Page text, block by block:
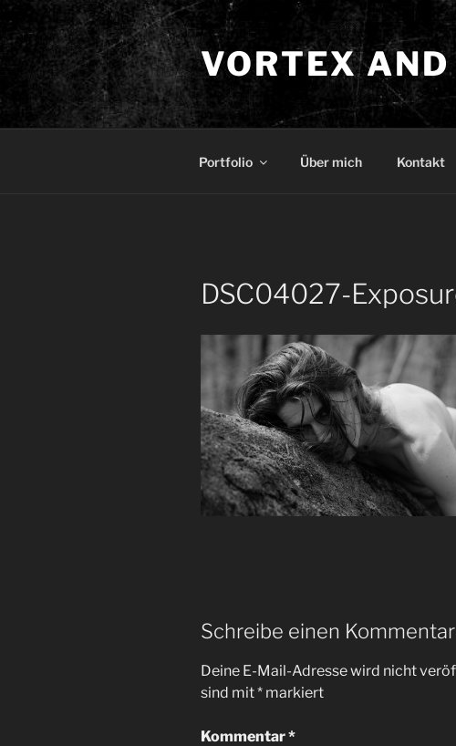
Zum
Inhalt
springen
VORTEX AND
Portfolio Über mich Kontakt
DSC04027-
Schreibe einen Kommentar
Deine E-Mail-Adresse wird nicht
sind mit* markiert
Kommentar*